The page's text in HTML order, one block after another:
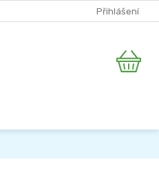
Přihlášení
Nákupní